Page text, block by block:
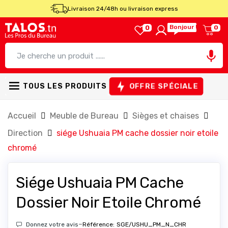
Livraison 24/48h ou livraison express
0 Bonjour ! 0

TOUS LES PRODUITS OFFRE SPÉCIALE
Accueil Meuble de Bureau
Sièges et chaises
Direction
siége Ushuaia PM cache dossier noir etoile
chromé
Siége Ushuaia PM Cache
Dossier Noir Etoile Chromé
Donnez votre avis-Référence: SGE/USHU_PM_N_CHR